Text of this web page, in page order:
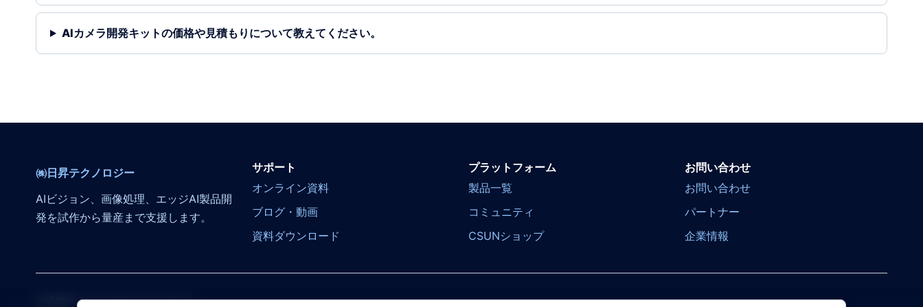
AIカメラ開発キットの価格や見積もりについて教えてください。
㈱日昇テクノロジー
AIビジョン、画像処理、エッジAI製品開
発を試作から量産まで支援します。
サポート
オンライン資料
ブログ・動画
資料ダウンロード
プラットフォーム
製品一覧
コミュニティ
CSUNショップ
お問い合わせ
お問い合わせ
パートナー
企業情報
YouTubeXFacebookTikTok